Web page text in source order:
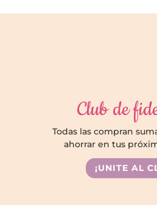
Club de
Todas las compran
ahorrar en tus
¡UNITE AL